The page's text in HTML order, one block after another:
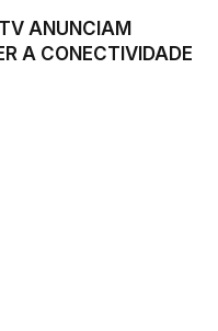
ANUNCIAM
A CONECTIVIDADE